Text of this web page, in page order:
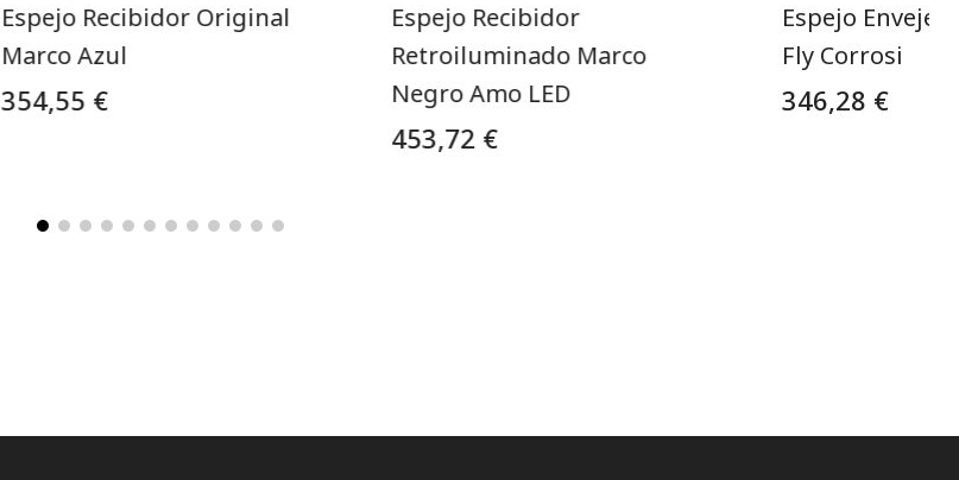
Espejo Recibidor Original
Marco Azul
354,55 €
Espejo Recibidor
Retroiluminado Marco
Negro Amo LED
453,72 €
Espejo
Fly Corrosi
346,28 €